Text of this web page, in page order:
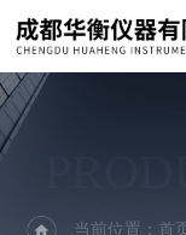
当前位置：首